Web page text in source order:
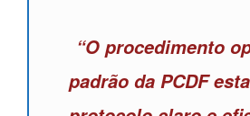
“O procedimento
padrão da PCDF